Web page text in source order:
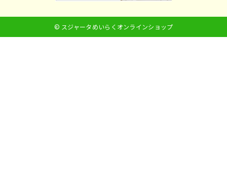
© スジャータめいらくオンラインショップ